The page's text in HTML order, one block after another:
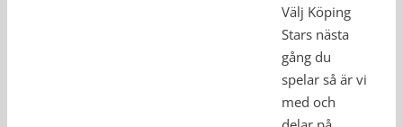
Välj Köping
Stars nästa
gång du
spelar så är vi
med och